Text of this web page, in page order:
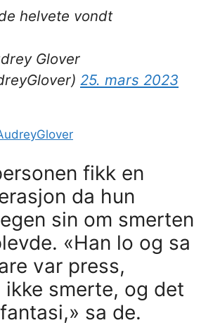
helvete vondt
Glover
25. mars 2023
fikk en
da hun
sin om smerten
«Han lo og sa
var press,
ikke smerte, og det
sa de.